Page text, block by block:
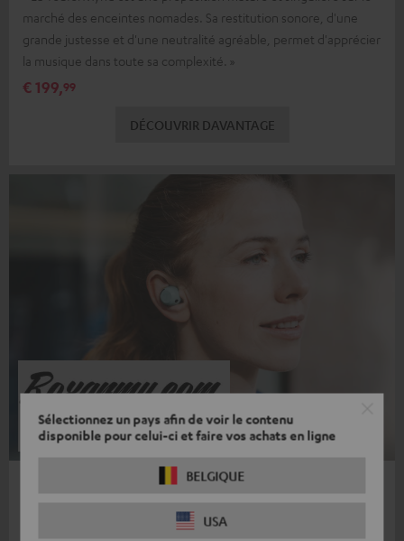
Sélectionnez un pays afin de voir le contenu
disponible pour celui-ci et faire vos achats en ligne
BELGIQUE
USA
marché des enceintes nomades. Sa restitution sonore, d'une
grande justesse et d'une neutralité agréable, permet d'apprécier
la musique dans toute sa complexité. »
€ 199,99
DÉCOUVRIR DAVANTAGE
8.5/10
«Teufel ne démérite pas avec ses intra-auriculaires sans fil Real
Blue TWS 3. Leur rapport qualité prix les place en excellente